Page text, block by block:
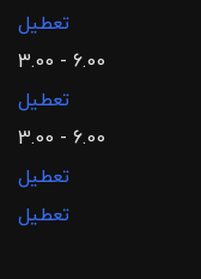
تعطیل
3.00 - 6.00
تعطیل
3.00 - 6.00
تعطیل
تعطیل